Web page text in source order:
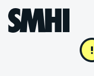
Hoppa till sidans innehåll